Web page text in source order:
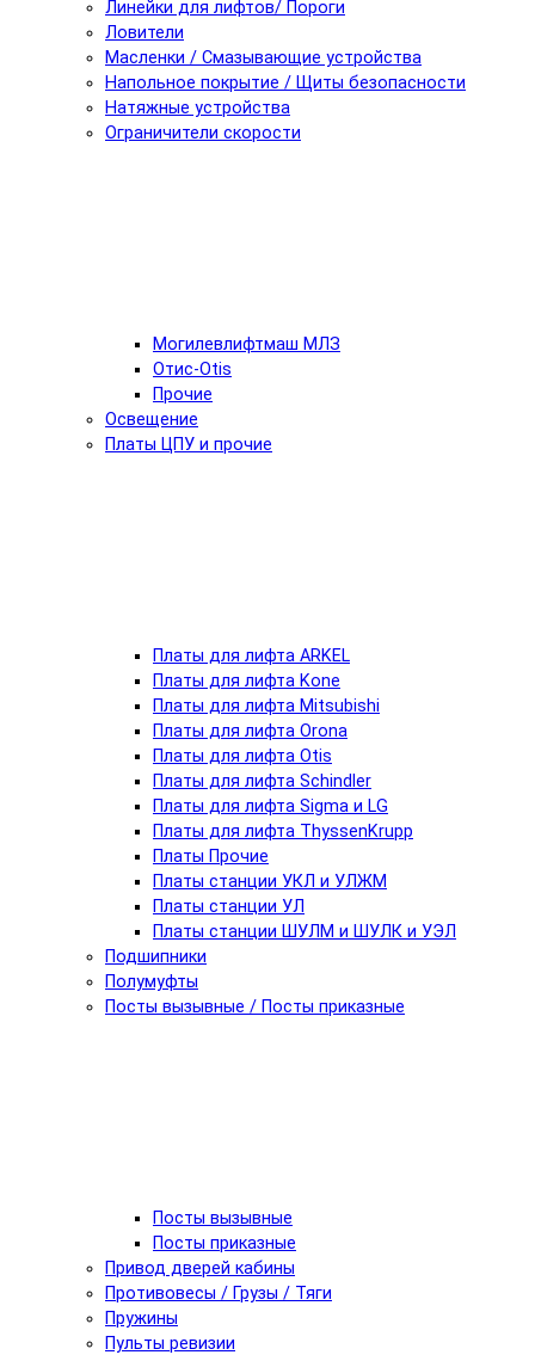
Линейки для лифтов/ Пороги
Ловители
Масленки / Смазывающие устройства
Напольное покрытие / Щиты безопасности
Натяжные устройства
Ограничители скорости
Могилевлифтмаш МЛЗ
Отис-Otis
Прочие
Освещение
Платы ЦПУ и прочие
Платы для лифта ARKEL
Платы для лифта Kone
Платы для лифта Mitsubishi
Платы для лифта Orona
Платы для лифта Otis
Платы для лифта Schindler
Платы для лифта Sigma и LG
Платы для лифта ThyssenKrupp
Платы Прочие
Платы станции УКЛ и УЛЖМ
Платы станции УЛ
Платы станции ШУЛМ и ШУЛК и УЭЛ
Подшипники
Полумуфты
Посты вызывные / Посты приказные
Посты вызывные
Посты приказные
Привод дверей кабины
Противовесы / Грузы / Тяги
Пружины
Пульты ревизии